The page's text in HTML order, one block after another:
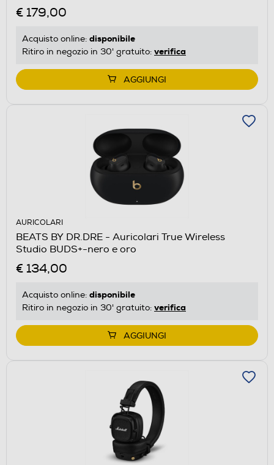
€ 179,00
Acquisto online: disponibile
Ritiro in negozio in 30' gratuito: verifica
AGGIUNGI
AURICOLARI
BEATS BY DR.DRE - Auricolari True Wireless
Studio BUDS+-nero e oro
€ 134,00
Acquisto online: disponibile
Ritiro in negozio in 30' gratuito: verifica
AGGIUNGI